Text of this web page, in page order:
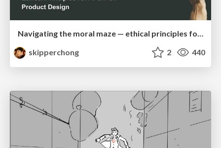
Navigating the moral maze — ethical principles for Al-driven product design
skipperchong
2 440